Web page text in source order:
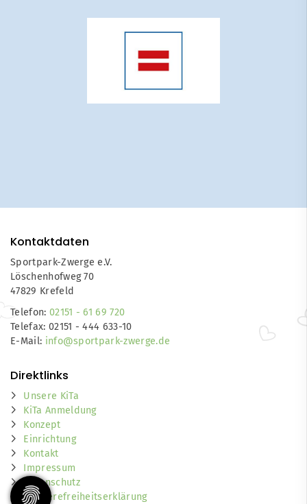
Kontaktdaten
Sportpark-Zwerge e.V.
Löschenhofweg 70
47829 Krefeld
Telefon: 02151 - 61 69 720
Telefax: 02151 - 444 633-10
E-Mail: info@sportpark-zwerge.de
Direktlinks
Unsere KiTa
KiTa Anmeldung
Konzept
Einrichtung
Kontakt
Impressum
Datenschutz
Barrierefreiheitserklärung